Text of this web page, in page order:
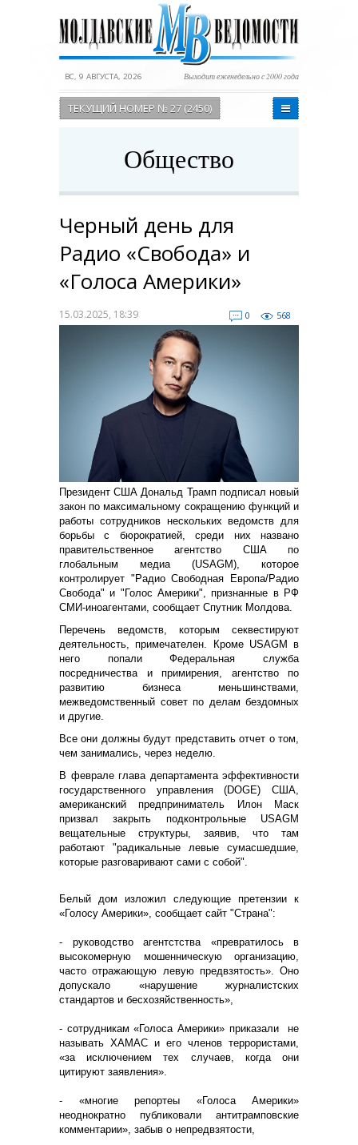
ВС, 9 АВГУСТА, 2026 Выходит еженедельно с 2000 года
ТЕКУЩИЙ НОМЕР № 27 (2450)
Общество
Черный день для
Радио «Свобода» и
«Голоса Америки»
15.03.2025, 18:39 0 568
Президент США Дональд Трамп подписал новый
закон по максимальному сокращению функций и
работы сотрудников нескольких ведомств для
борьбы с бюрократией, среди них названо
правительственное агентство США по
глобальным медиа (USAGM), которое
контролирует "Радио Свободная Европа/Радио
Свобода" и "Голос Америки", признанные в РФ
СМИ-иноагентами, сообщает Спутник Молдова.
Перечень ведомств, которым секвестируют
деятельность, примечателен. Кроме USAGM в
него попали Федеральная служба
посредничества и примирения, агентство по
развитию бизнеса меньшинствами,
межведомственный совет по делам бездомных
и другие.
Все они должны будут представить отчет о том,
чем занимались, через неделю.
В феврале глава департамента эффективности
государственного управления (DOGE) США,
американский предприниматель Илон Маск
призвал закрыть подконтрольные USAGM
вещательные структуры, заявив, что там
работают "радикальные левые сумасшедшие,
которые разговаривают сами с собой".
Белый дом изложил следующие претензии к
«Голосу Америки», сообщает сайт "Страна":
- руководство агентстства «превратилось в
высокомерную мошенническую организацию,
часто отражающую левую предвзятость». Оно
допускало «нарушение журналистских
стандартов и бесхозяйственность»,
- сотрудникам «Голоса Америки» приказали не
называть ХАМАС и его членов террористами,
«за исключением тех случаев, когда они
цитируют заявления».
- «многие репортеы «Голоса Америки»
неоднократно публиковали антитрамповские
комментарии», забыв о непредвзятости,